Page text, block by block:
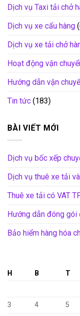
Dịch vụ Taxi tải chở
Dịch vụ xe cẩu hàng
Dịch vụ xe tải chở
Hoạt động vận
Hướng dẫn vận
Tin tức (183)
BÀI VIẾT MỚI
Dịch vụ bốc xếp
Dịch vụ thuê xe tải
Thuê xe tải có VAT
Hướng dẫn đóng gói
Bảo hiểm hàng hóa
H B T
3
4 5